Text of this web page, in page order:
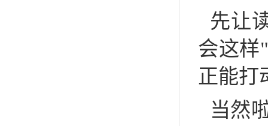
先让
会这样
正能打
当然